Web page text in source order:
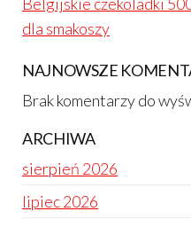
dla smakoszy
NAJNOWSZE
Brak komentarzy do
ARCHIWA
sierpień 2026
lipiec 2026